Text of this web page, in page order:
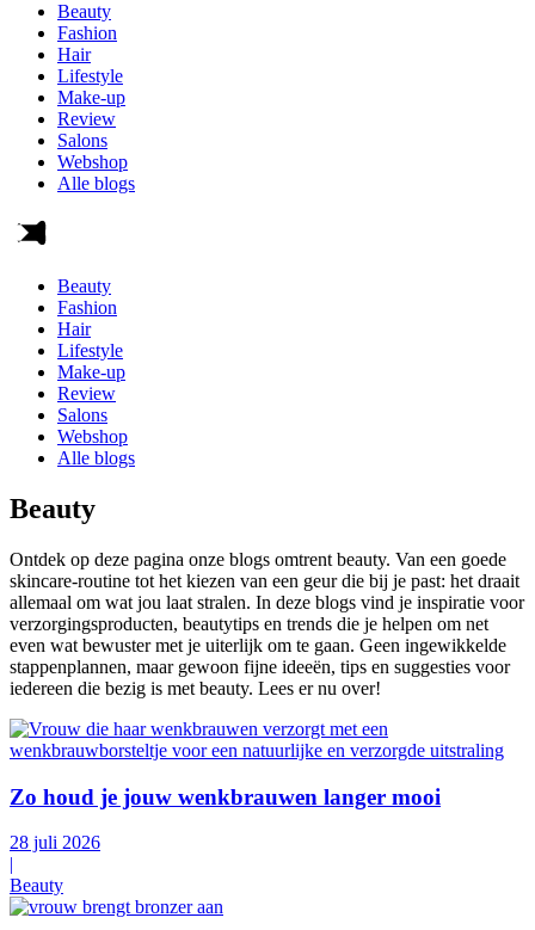
Beauty
Fashion
Hair
Lifestyle
Make-up
Review
Salons
Webshop
Alle blogs
Beauty
Fashion
Hair
Lifestyle
Make-up
Review
Salons
Webshop
Alle blogs
Beauty
Ontdek op deze pagina onze blogs omtrent beauty. Van een goede
skincare-routine tot het kiezen van een geur die bij je past: het draait
allemaal om wat jou laat stralen. In deze blogs vind je inspiratie voor
verzorgingsproducten, beautytips en trends die je helpen om net
even wat bewuster met je uiterlijk om te gaan. Geen ingewikkelde
stappenplannen, maar gewoon fijne ideeën, tips en suggesties voor
iedereen die bezig is met beauty. Lees er nu over!
Zo houd je jouw wenkbrauwen langer mooi
28 juli 2026
|
Beauty